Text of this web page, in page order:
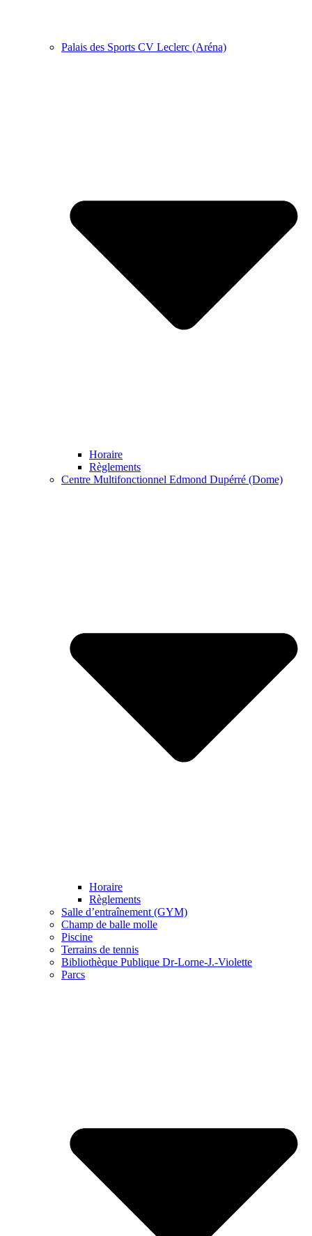
Palais des Sports CV Leclerc (Aréna)
Horaire
Règlements
Centre Multifonctionnel Edmond Dupérré (Dome)
Horaire
Règlements
Salle d’entraînement (GYM)
Champ de balle molle
Piscine
Terrains de tennis
Bibliothèque Publique Dr-Lorne-J.-Violette
Parcs